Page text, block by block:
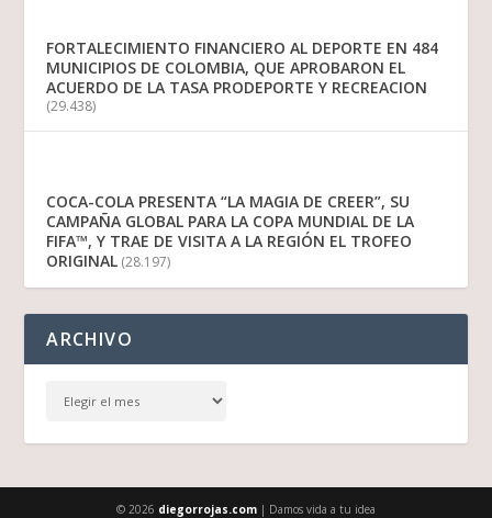
FORTALECIMIENTO FINANCIERO AL DEPORTE EN 484
MUNICIPIOS DE COLOMBIA, QUE APROBARON EL
ACUERDO DE LA TASA PRODEPORTE Y RECREACION
(29.438)
COCA-COLA PRESENTA “LA MAGIA DE CREER”, SU
CAMPAÑA GLOBAL PARA LA COPA MUNDIAL DE LA
FIFA™, Y TRAE DE VISITA A LA REGIÓN EL TROFEO
ORIGINAL (28.197)
ARCHIVO
© 2026 diegorrojas.com | Damos vida a tu idea